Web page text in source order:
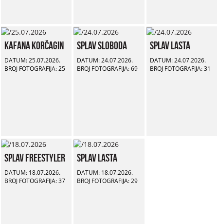
Kafana Korčagin
DATUM: 25.07.2026.
BROJ FOTOGRAFIJA: 25
Splav Sloboda
DATUM: 24.07.2026.
BROJ FOTOGRAFIJA: 69
Splav Lasta
DATUM: 24.07.2026.
BROJ FOTOGRAFIJA: 31
Splav Freestyler
DATUM: 18.07.2026.
BROJ FOTOGRAFIJA: 37
Splav Lasta
DATUM: 18.07.2026.
BROJ FOTOGRAFIJA: 29